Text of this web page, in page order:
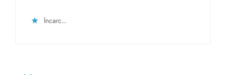
Încarc...